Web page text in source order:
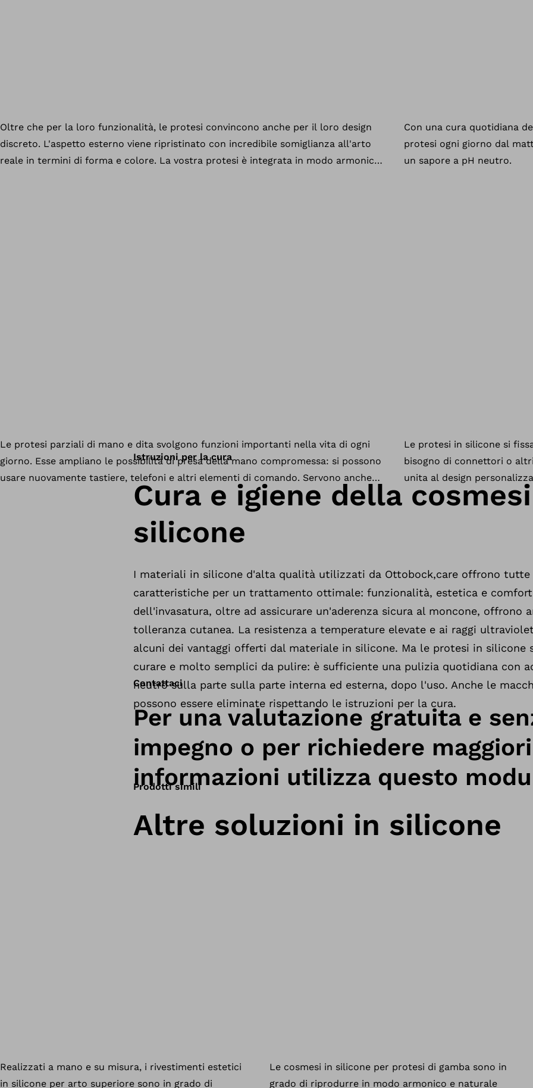
Istruzioni per la cura
Cura e igiene della
silicone
I materiali in silicone d'alta qualità utilizzati da Ottobock,care offrono
caratteristiche per un trattamento ottimale: funzionalità, estetica e
dell'invasatura, oltre ad assicurare un'aderenza sicura al moncone, offrono
tolleranza cutanea. La resistenza a temperature elevate e ai raggi
alcuni dei vantaggi offerti dal materiale in silicone. Ma le protesi in silicone
curare e molto semplici da pulire: è sufficiente una pulizia quotidiana con
neutro sulla parte sulla parte interna ed esterna, dopo l'uso. Anche le
possono essere eliminate rispettando le istruzioni per la cura.
Contattaci
Per una valutazione gratuita e
impegno o per richiedere maggiori
informazioni utilizza questo
Prodotti simili
Altre soluzioni in silicone